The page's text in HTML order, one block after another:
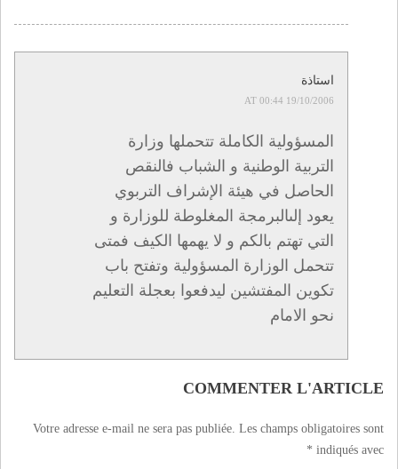
استاذة
19/10/2006 AT 00:44
المسؤولية الكاملة تتحملها وزارة
التربية الوطنية و الشباب فالنقص
الحاصل في هيئة الإشراف التربوي
يعود إلىالبرمجة المغلوطة للوزارة و
التي تهتم بالكم و لا يهمها الكيف فمتى
تتحمل الوزارة المسؤولية وتفتح باب
تكوين المفتشين ليدفعوا بعجلة التعليم
نحو الامام
COMMENTER L'ARTICLE
Votre adresse e-mail ne sera pas publiée. Les champs obligatoires sont
indiqués avec
*